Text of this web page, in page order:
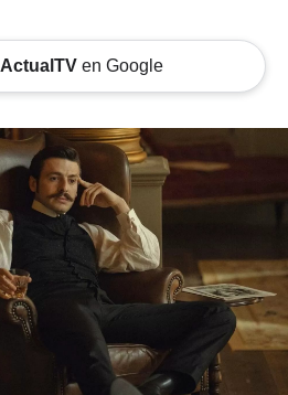
ActualTVen Google